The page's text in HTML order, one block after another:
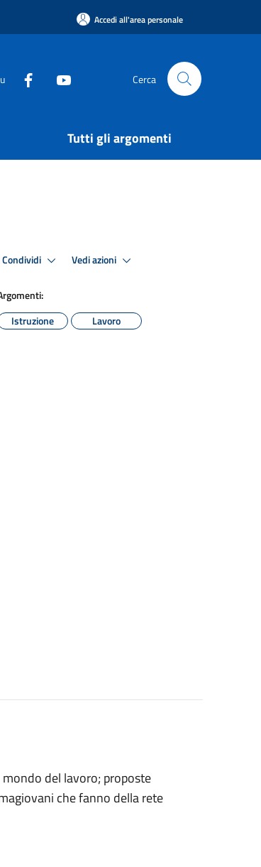
Accedi all'area personale
Cerca
Tutti gli argomenti
Condividi Vedi azioni
Istruzione
Lavoro
del lavoro; proposte
che fanno della rete